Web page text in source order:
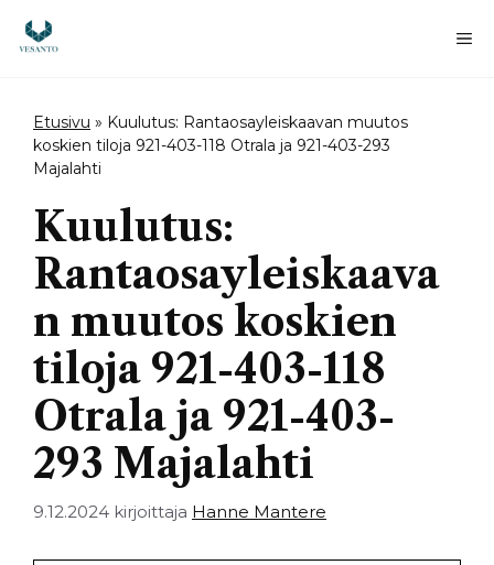
sisältöön
Etusivu » Kuulutus: Rantaosayleiskaavan muutos
koskien tiloja 921-403-118 Otrala ja 921-403-293
Majalahti
Kuulutus:
Rantaosayleiskaava
n muutos koskien
tiloja 921-403-118
Otrala ja 921-403-
293 Majalahti
9.12.2024 kirjoittaja Hanne Mantere